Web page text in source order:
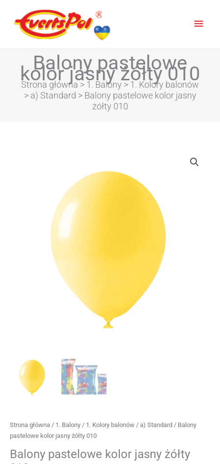
Balony pastelowe
kolor jasny żółty 010
Strona główna > 1. Balony > 1. Kolory balonów
> a) Standard > Balony pastelowe kolor jasny
żółty 010
Strona główna / 1. Balony / 1. Kolory balonów / a) Standard / Balony
pastelowe kolor jasny żółty 010
Balony pastelowe kolor jasny żółty
od
5,16zł